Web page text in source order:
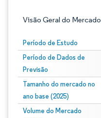
Visão Geral do Mercado
Período de Estudo
Período de Dados de
Previsão
Tamanho do mercado no
ano base (2025)
Volume do Mercado